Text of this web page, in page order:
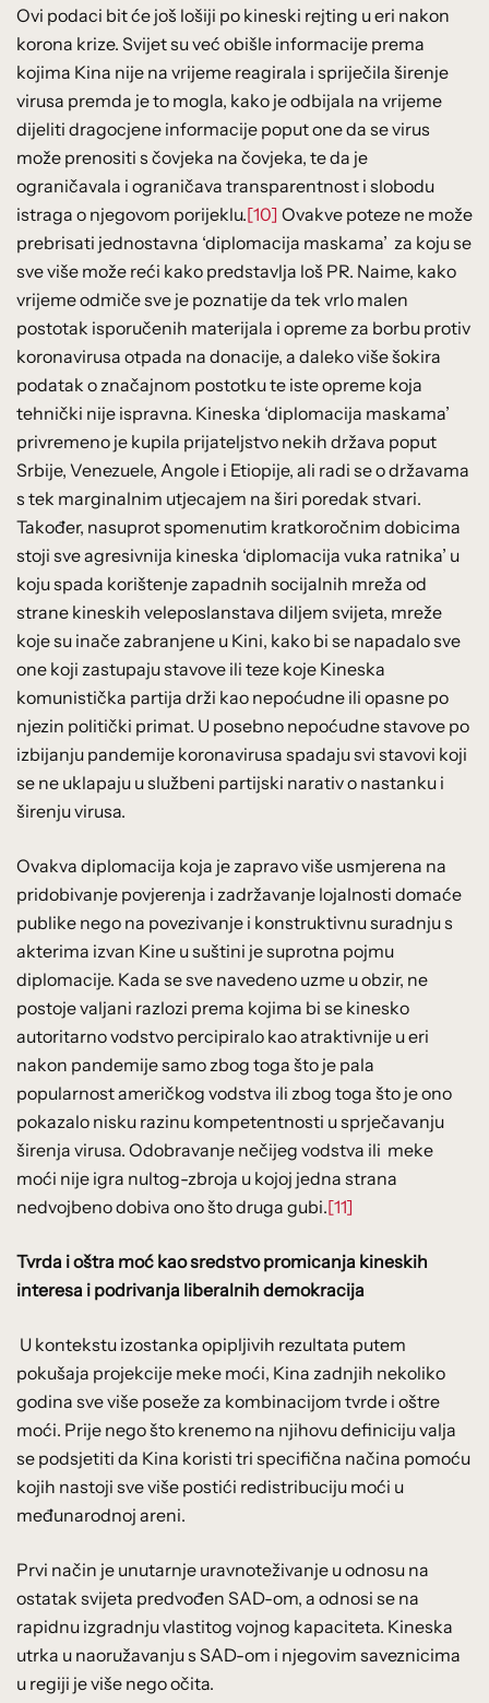
Ovi podaci bit će još lošiji po kineski rejting u eri nakon
korona krize. Svijet su već obišle informacije prema
kojima Kina nije na vrijeme reagirala i spriječila širenje
virusa premda je to mogla, kako je odbijala na vrijeme
dijeliti dragocjene informacije poput one da se virus
može prenositi s čovjeka na čovjeka, te da je
ograničavala i ograničava transparentnost i slobodu
istraga o njegovom porijeklu.[10] Ovakve poteze ne može
prebrisati jednostavna ‘diplomacija maskama’ za koju se
sve više može reći kako predstavlja loš PR. Naime, kako
vrijeme odmiče sve je poznatije da tek vrlo malen
postotak isporučenih materijala i opreme za borbu protiv
koronavirusa otpada na donacije, a daleko više šokira
podatak o značajnom postotku te iste opreme koja
tehnički nije ispravna. Kineska ‘diplomacija maskama’
privremeno je kupila prijateljstvo nekih država poput
Srbije, Venezuele, Angole i Etiopije, ali radi se o državama
s tek marginalnim utjecajem na širi poredak stvari.
Također, nasuprot spomenutim kratkoročnim dobicima
stoji sve agresivnija kineska ‘diplomacija vuka ratnika’ u
koju spada korištenje zapadnih socijalnih mreža od
strane kineskih veleposlanstava diljem svijeta, mreže
koje su inače zabranjene u Kini, kako bi se napadalo sve
one koji zastupaju stavove ili teze koje Kineska
komunistička partija drži kao nepoćudne ili opasne po
njezin politički primat. U posebno nepoćudne stavove po
izbijanju pandemije koronavirusa spadaju svi stavovi koji
se ne uklapaju u službeni partijski narativ o nastanku i
širenju virusa.
Ovakva diplomacija koja je zapravo više usmjerena na
pridobivanje povjerenja i zadržavanje lojalnosti domaće
publike nego na povezivanje i konstruktivnu suradnju s
akterima izvan Kine u suštini je suprotna pojmu
diplomacije. Kada se sve navedeno uzme u obzir, ne
postoje valjani razlozi prema kojima bi se kinesko
autoritarno vodstvo percipiralo kao atraktivnije u eri
nakon pandemije samo zbog toga što je pala
popularnost američkog vodstva ili zbog toga što je ono
pokazalo nisku razinu kompetentnosti u sprječavanju
širenja virusa. Odobravanje nečijeg vodstva ili meke
moći nije igra nultog-zbroja u kojoj jedna strana
nedvojbeno dobiva ono što druga gubi.[11]
Tvrda i oštra moć kao sredstvo promicanja kineskih
interesa i podrivanja liberalnih demokracija
U kontekstu izostanka opipljivih rezultata putem
pokušaja projekcije meke moći, Kina zadnjih nekoliko
godina sve više poseže za kombinacijom tvrde i oštre
moći. Prije nego što krenemo na njihovu definiciju valja
se podsjetiti da Kina koristi tri specifična načina pomoću
kojih nastoji sve više postići redistribuciju moći u
međunarodnoj areni.
Prvi način je unutarnje uravnoteživanje u odnosu na
ostatak svijeta predvođen SAD-om, a odnosi se na
rapidnu izgradnju vlastitog vojnog kapaciteta. Kineska
utrka u naoružavanju s SAD-om i njegovim saveznicima
u regiji je više nego očita.